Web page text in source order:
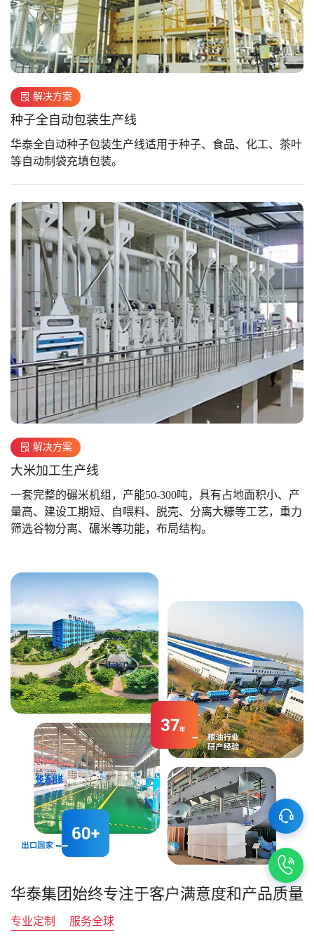
解决方案
种子全自动包装生产线
华泰全自动种子包装生产线适用于种子、食品、化工、茶叶
等自动制袋充填包装。
解决方案
大米加工生产线
一套完整的碾米机组，产能50-300吨，具有占地面积小、产
量高、建设工期短、自喂料、脱壳、分离大糠等工艺，重力
筛选谷物分离、碾米等功能，布局结构。
华泰集团始终专注于客户满意度和产品质量
专业定制 服务全球